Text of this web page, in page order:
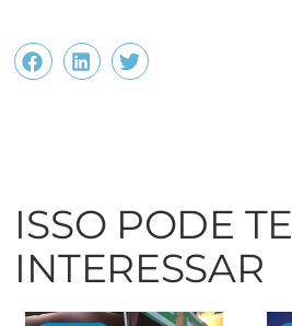
ISSO PODE TE
INTERESSAR